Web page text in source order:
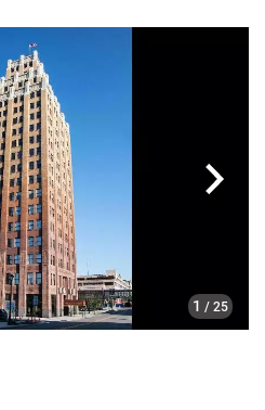
1 / 25